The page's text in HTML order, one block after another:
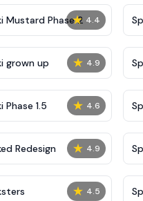
★ 4.4
Mustard Phase 2
★ 4.9
grown up
★ 4.6
Phase 1.5
★ 4.9
Redesign
★ 4.5